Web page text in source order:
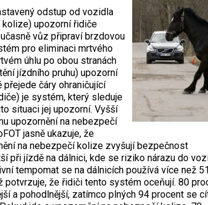
odstup od vozidla
kolize) upozorní řidiče
vůz připraví brzdovou
pro eliminaci mrtvého
úhlu po obou stranách
jízdního pruhu) upozorní
čáry ohraničující
je systém, který sleduje
situaci jej upozorní. Vyšší
upozornění na nebezpečí
jasně ukazuje, že
na nebezpečí kolize zvyšují bezpečnost
při jízdě na dálnici, kde se riziko nárazu do
tempomat se na dálnicích používá více než 51
že řidiči tento systém oceňují. 80
a pohodlnější, zatímco plných 94 procent se